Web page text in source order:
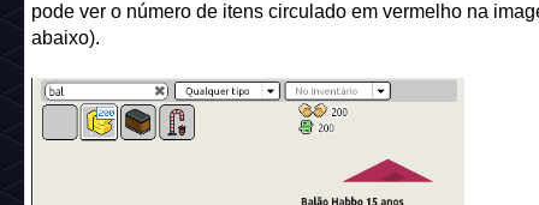
pode ver o número de itens circulado em vermelho na
abaixo).